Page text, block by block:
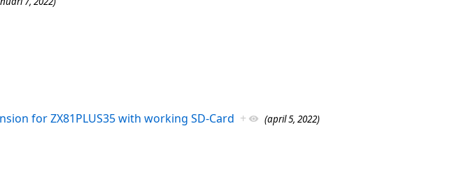
for ZX81PLUS35 with working SD-Card + (april 5, 2022)